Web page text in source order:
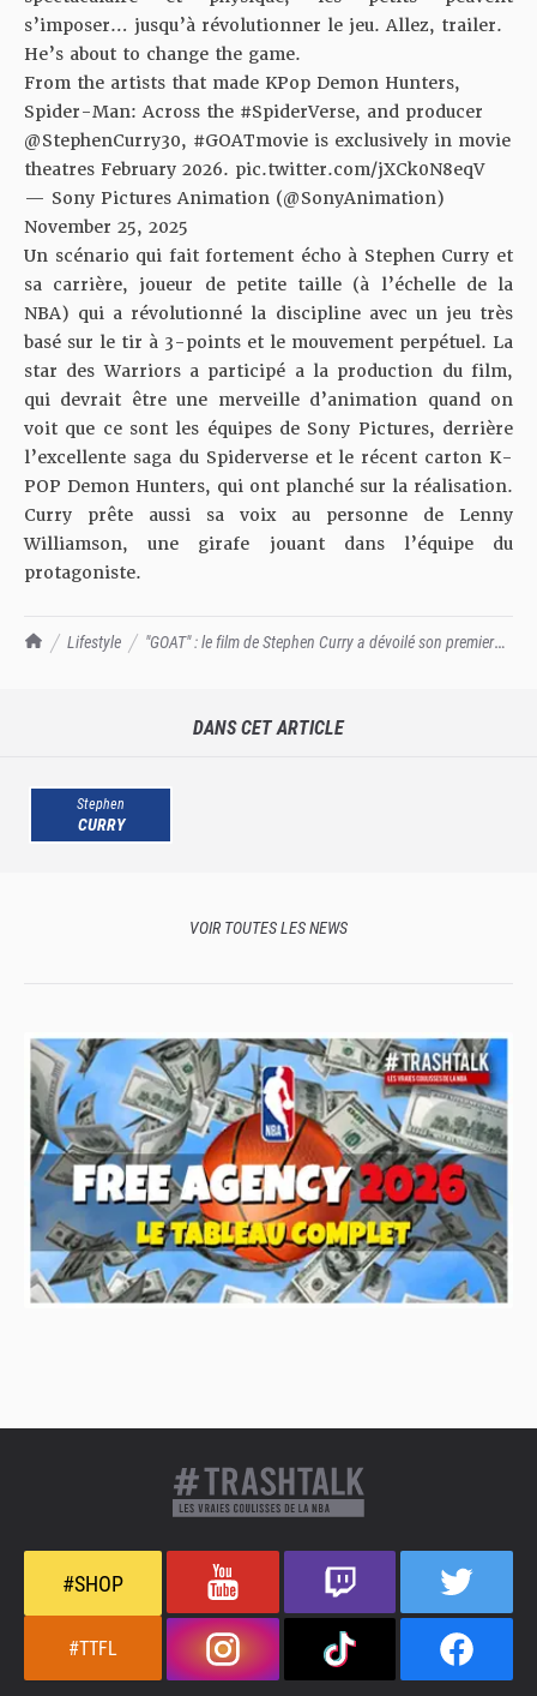
TrashTalk Actu NBA
Lifestyle
"GOAT" : le film de Stephen Curry a dévoilé son premier
s’imposer… jusqu’à révolutionner le jeu. Allez, trailer.
He’s about to change the game.
From the artists that made KPop Demon Hunters,
Spider-Man: Across the #SpiderVerse, and producer
@StephenCurry30, #GOATmovie is exclusively in movie
theatres February 2026. pic.twitter.com/jXCk0N8eqV
— Sony Pictures Animation (@SonyAnimation)
November 25, 2025
Un scénario qui fait fortement écho à Stephen Curry et
sa carrière, joueur de petite taille (à l’échelle de la
NBA) qui a révolutionné la discipline avec un jeu très
basé sur le tir à 3-points et le mouvement perpétuel. La
star des Warriors a participé a la production du film,
qui devrait être une merveille d’animation quand on
voit que ce sont les équipes de Sony Pictures, derrière
l’excellente saga du Spiderverse et le récent carton K-
POP Demon Hunters, qui ont planché sur la réalisation.
Curry prête aussi sa voix au personne de Lenny
Williamson, une girafe jouant dans l’équipe du
protagoniste.
DANS CET ARTICLE
Stephen
CURRY
VOIR TOUTES LES NEWS
#SHOP
#TTFL